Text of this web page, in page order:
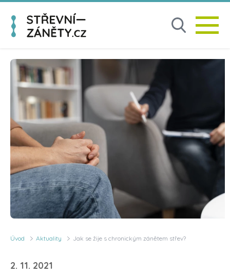
Úvod Aktuality Jak se žije s chronickým zánětem střev?
2. 11. 2021